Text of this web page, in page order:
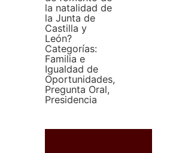
la natalidad de
la Junta de
Castilla y
León?
Categorías:
Familia e
Igualdad de
Oportunidades,
Pregunta Oral,
Presidencia